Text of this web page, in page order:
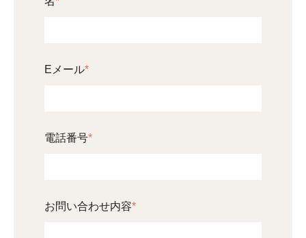
Eメール*
電話番号*
お問い合わせ内容*